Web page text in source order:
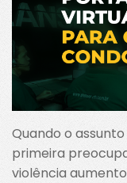
Quando o
primeira
violência